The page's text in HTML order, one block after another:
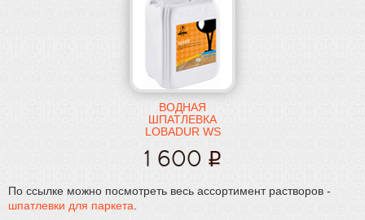
ВОДНАЯ
ШПАТЛЕВКА
LOBADUR WS
1 600
По ссылке можно посмотреть весь ассортимент растворов -
шпатлевки для паркета